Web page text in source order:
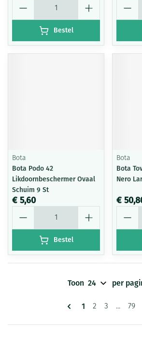
Bestel
Bota
Bota Podo 42
Likdoornbeschermer Ovaal
Schuim 9 St
€ 5,60
Bestel
Bota
Bota
Nero
€
Pagina's
U lees
1 Pagina
2 Pagina
3 ... 79
Toon per